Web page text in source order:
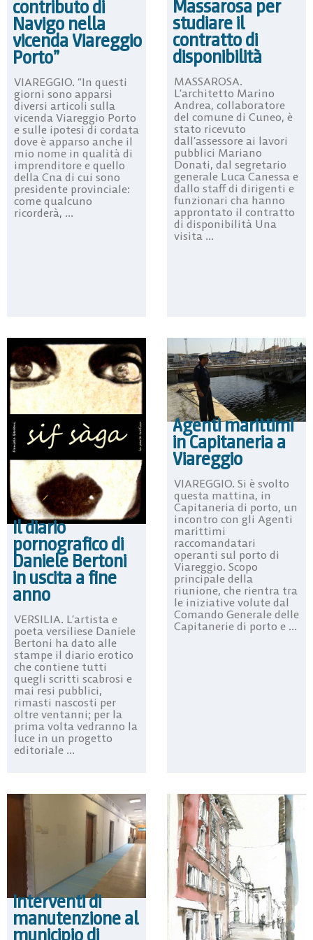
contributo di
Navigo nella
vicenda Viareggio
Porto”
VIAREGGIO. “In questi
giorni sono apparsi
diversi articoli sulla
vicenda Viareggio Porto
e sulle ipotesi di cordata
dove è apparso anche il
mio nome in qualità di
imprenditore e quello
della Cna di cui sono
presidente provinciale:
come qualcuno
ricorderà, ...
Massarosa per
studiare il
contratto di
disponibilità
MASSAROSA.
L’architetto Marino
Andrea, collaboratore
del comune di Cuneo, è
stato ricevuto
dall’assessore ai lavori
pubblici Mariano
Donati, dal segretario
generale Luca Canessa e
dallo staff di dirigenti e
funzionari cha hanno
approntato il contratto
di disponibilità Una
visita ...
Il diario
pornografico di
Daniele Bertoni
in uscita a fine
anno
VERSILIA. L’artista e
poeta versiliese Daniele
Bertoni ha dato alle
stampe il diario erotico
che contiene tutti
quegli scritti scabrosi e
mai resi pubblici,
rimasti nascosti per
oltre ventanni; per la
prima volta vedranno la
luce in un progetto
editoriale ...
Agenti marittimi
in Capitaneria a
Viareggio
VIAREGGIO. Si è svolto
questa mattina, in
Capitaneria di porto, un
incontro con gli Agenti
marittimi
raccomandatari
operanti sul porto di
Viareggio. Scopo
principale della
riunione, che rientra tra
le iniziative volute dal
Comando Generale delle
Capitanerie di porto e ...
Interventi di
manutenzione al